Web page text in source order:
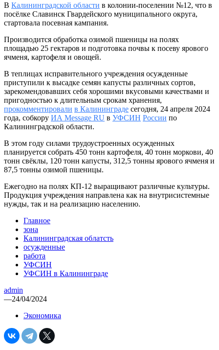
В Калининградской области в колонии-поселении №12, что в
посёлке Славинск Гвардейского муниципального округа,
стартовала посевная кампания.
Производится обработка озимой пшеницы на полях
площадью 25 гектаров и подготовка почвы к посеву ярового
ячменя, картофеля и овощей.
В теплицах исправительного учреждения осужденные
приступили к высадке семян капусты различных сортов,
зарекомендовавших себя хорошими вкусовыми качествами и
пригодностью к длительным срокам хранения,
прокомментировали в Калининграде сегодня, 24 апреля 2024
года, собкору ИА Message RU в УФСИН России по
Калининградской области.
В этом году силами трудоустроенных осужденных
планируется собрать 450 тонн картофеля, 40 тонн моркови, 40
тонн свёклы, 120 тонн капусты, 312,5 тонны ярового ячменя и
87,5 тонны озимой пшеницы.
Ежегодно на полях КП-12 выращивают различные культуры.
Продукция учреждения направлена как на внутрисистемные
нужды, так и на реализацию населению.
Главное
зона
Калининградская облатсть
осужденные
работа
УФСИН
УФСИН в Калининграде
admin
—24/04/2024
Экономика